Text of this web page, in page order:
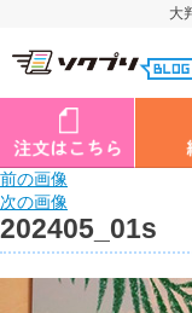
大
前の画像
次の画像
202405_01s